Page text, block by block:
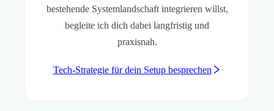
bestehende Systemlandschaft integrieren willst,
begleite ich dich dabei langfristig und
praxisnah.
Tech-Strategie für dein Setup besprechen